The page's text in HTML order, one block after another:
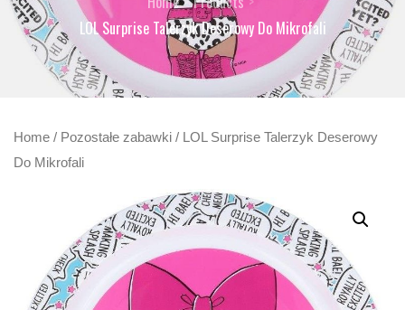
LOL Surprise Talerzyk Deserowy Do Mikrofali
Home / Pozostałe zabawki / LOL Surprise Talerzyk Deserowy
Do Mikrofali